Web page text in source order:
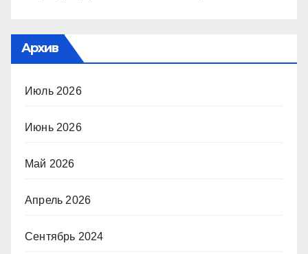
Архив
Июль 2026
Июнь 2026
Май 2026
Апрель 2026
Сентябрь 2024